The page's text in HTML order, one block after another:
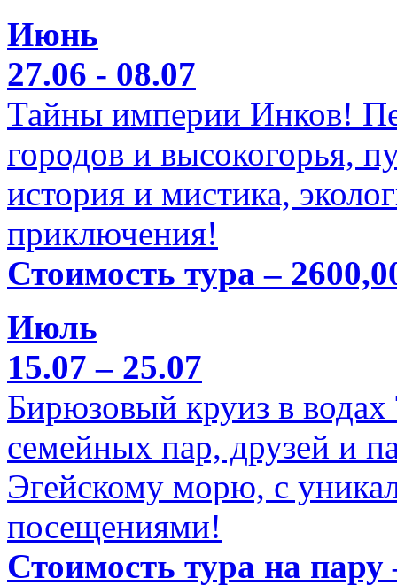
Июнь
27.06 - 08.07
Тайны империи Инков!
городов и высокогорья,
история и мистика,
приключения!
Стоимость тура –
Июль
15.07 – 25.07
Бирюзовый круиз в
семейных пар, друзей и
Эгейскому морю, с
посещениями!
Стоимость тура на пару